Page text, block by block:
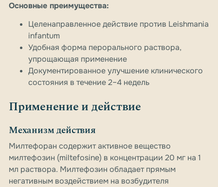
Основные преимущества:
Целенаправленное действие против Leishmania
infantum
Удобная форма перорального раствора,
упрощающая применение
Документированное улучшение клинического
состояния в течение 2–4 недель
Применение и действие
Механизм действия
Милтефоран содержит активное вещество
милтефозин (miltefosine) в концентрации 20 мг на 1
мл раствора. Милтефозин обладает прямым
негативным воздействием на возбудителя